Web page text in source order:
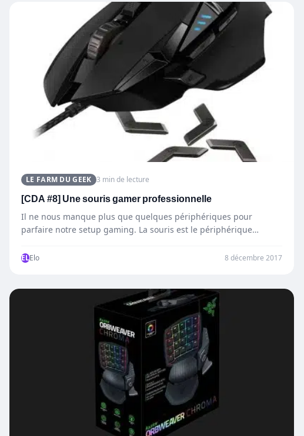
LE FARM DU GEEK 3 min de lecture
[CDA #8] Une souris gamer professionnelle
Il ne nous manque plus que quelques périphériques pour
parfaire notre setup gaming. La souris est le périphérique…
ELElo 8 décembre 2017